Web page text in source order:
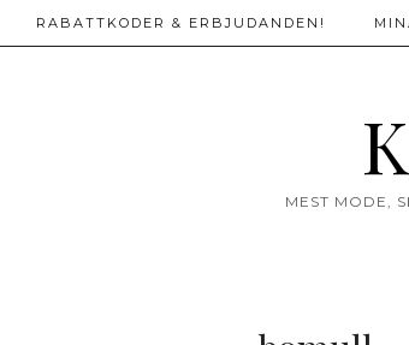
MEST MODE,
RABATTKODER & ERBJUDANDEN!